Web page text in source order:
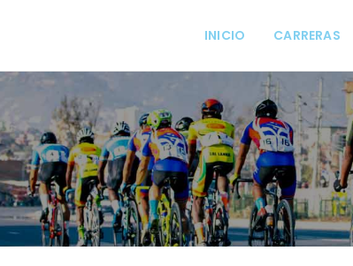
INICIO CARRERAS